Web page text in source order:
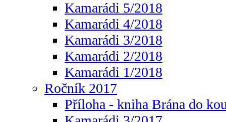
Kamarádi 5/2018
Kamarádi 4/2018
Kamarádi 3/2018
Kamarádi 2/2018
Kamarádi 1/2018
Ročník 2017
Příloha - kniha Brána do